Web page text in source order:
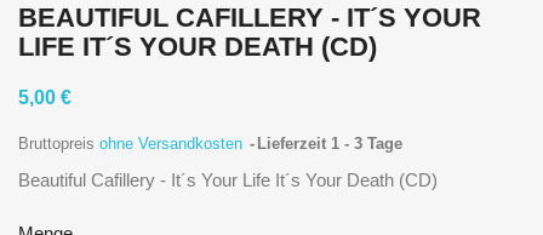
BEAUTIFUL CAFILLERY - IT´S YOUR
LIFE IT´S YOUR DEATH (CD)
5,00 €
Bruttopreis ohne Versandkosten Lieferzeit 1 - 3 Tage
Beautiful Cafillery - It´s Your Life It´s Your Death (CD)